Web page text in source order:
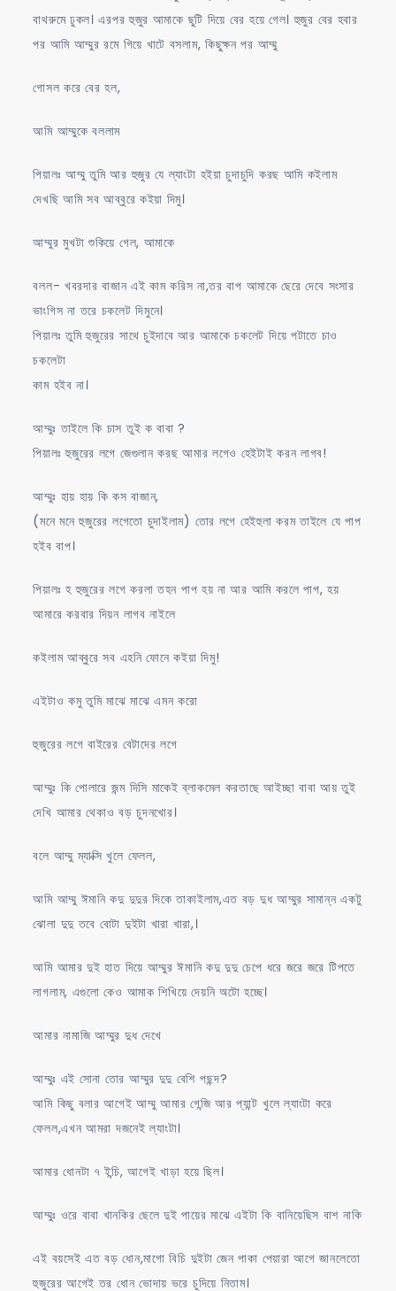
বাথরুমে ঢুকল। এরপর হুজুর আমাকে ছুটি দিয়ে বের হয়ে গেল। হুজুর বের হবার
পর আমি আম্মুর রমে গিয়ে খাটে বসলাম, কিছুক্ষন পর আম্মু
গোসল করে বের হল,
আমি আম্মুকে বললাম
পিয়ালঃ আম্মু তুমি আর হুজুর যে ল্যাংটা হইয়া চুদাচুদি করছ আমি কইলাম
দেখছি আমি সব আব্বুরে কইয়া দিমু।
আম্মুর মুখটা শুকিয়ে গেল, আমাকে
বলল- খবরদার বাজান এই কাম করিস না,তর বাপ আমাকে ছেরে দেবে সংসার
ভাংগিস না তরে চকলেট দিমুনে।
পিয়ালঃ তুমি হুজুরের সাথে চুইদাবে আর আমাকে চকলেট দিয়ে পটাতে চাও
চকলেটা
কাম হইব না।
আম্মুঃ তাইলে কি চাস তুই ক বাবা ?
পিয়ালঃ হুজুরের লগে জেগুলান করছ আমার লগেও হেইটাই করন লাগব!
আম্মুঃ হায় হায় কি কস বাজান,
(মনে মনে হুজুরের লগেতো চুদাইলাম) তোর লগে হেইহুলা করম তাইলে যে পাপ
হইব বাপ।
পিয়ালঃ হ হুজুরের লগে করলা তহন পাপ হয় না আর আমি করলে পাপ, হয়
আমারে করবার দিয়ন লাগব নাইলে
কইলাম আব্বুরে সব এহনি ফোনে কইয়া দিমু!
এইটাও কমু তুমি মাঝে মাঝে এমন করো
হুজুরের লগে বাইরের বেটাদের লগে
আম্মুঃ কি পোলারে জন্ম দিসি মাকেই ব্লাকমেল করতাছে আইচ্ছা বাবা আয় তুই
দেখি আমার থেকাও বড় চুদনখোর।
বলে আম্মু ম্যাক্সি খুলে ফেলল,
আমি আম্মু ঈমানি কদু দুদুর দিকে তাকাইলাম,এত বড় দুধ আম্মুর সামান্ন একটু
ঝোলা দুদু তবে বোটা দুইটা খারা খারা,।
আমি আমার দুই হাত দিয়ে আম্মুর ঈমানি কদু দুদু চেপে ধরে জরে জরে টিপতে
লাগলাম, এগুলো কেও আমাক শিখিয়ে দেয়নি অটো হচ্ছে।
আমার নামাজি আম্মুর দুধ দেখে
আম্মুঃ এই সোনা তোর আম্মুর দুদু বেশি পছন্দ?
আমি কিছু বলার আগেই আম্মু আমার গেন্জি আর প্যান্ট খুলে ল্যাংটা করে
ফেলল,এখন আমরা দজনেই ল্যাংটা।
আমার ধোনটা ৭ ইন্চি, আগেই খাড়া হয়ে ছিল।
আম্মুঃ ওরে বাবা খানকির ছেলে দুই পায়ের মাঝে এইটা কি বানিয়েছিস বাশ নাকি
এই বয়সেই এত বড় ধোন,মাগো বিচি দুইটা জেন পাকা পেয়ারা আগে জানলেতো
হুজুরের আগেই তর ধোন ভোদায় ভরে চুদিয়ে নিতাম।